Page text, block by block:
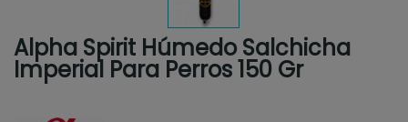
Alpha Spirit Húmedo Salchicha
Imperial Para Perros 150 Gr